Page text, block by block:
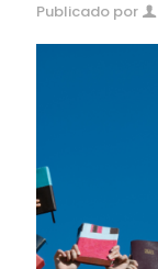
Publicado por